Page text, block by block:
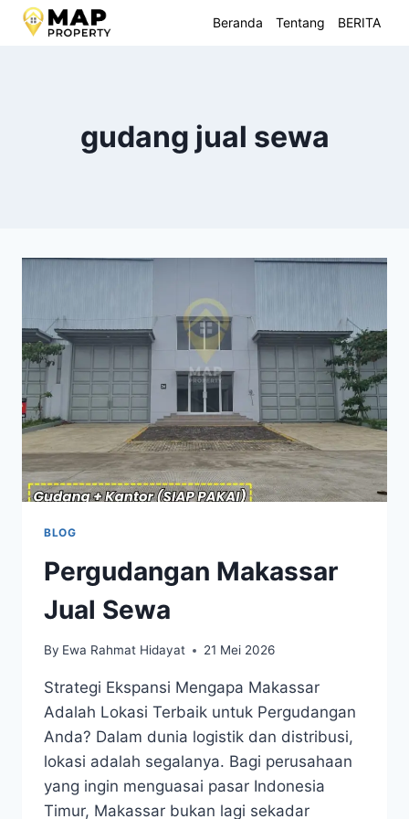
Skip
Beranda Tentang BERITA
gudang jual sewa
BLOG
Pergudangan Makassar
Jual Sewa
By Ewa Rahmat Hidayat 21 Mei 2026
Strategi Ekspansi Mengapa Makassar
Adalah Lokasi Terbaik untuk Pergudangan
Anda? Dalam dunia logistik dan distribusi,
lokasi adalah segalanya. Bagi perusahaan
yang ingin menguasai pasar Indonesia
Timur, Makassar bukan lagi sekadar